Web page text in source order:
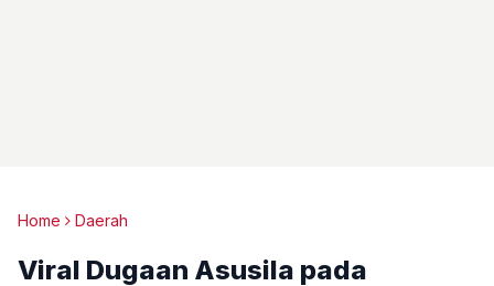
Home Daerah
Viral Dugaan Asusila pada